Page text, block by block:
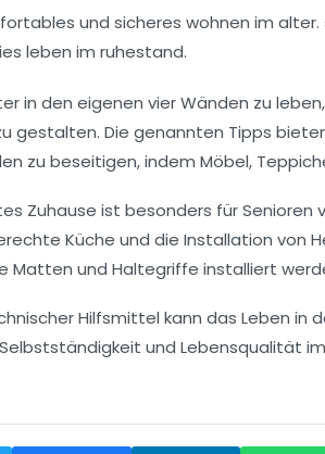
in den eigenen vier Wänden zu
gestalten. Die genannten Tipps
zu beseitigen, indem Möbel,
Zuhause ist besonders für
Küche und die Installation von
Matten und Haltegriffe installiert
Hilfsmittel kann das Leben in
und Lebensqualität